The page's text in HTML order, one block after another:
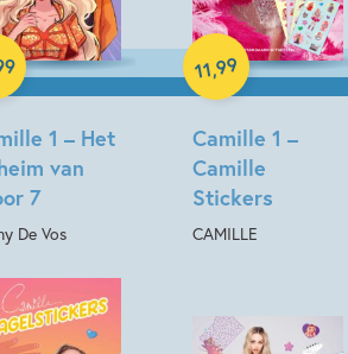
1 – Het
van
7
De Vos
Camille 1 –
Camille
Stickers
CAMILLE
11,99
Spel